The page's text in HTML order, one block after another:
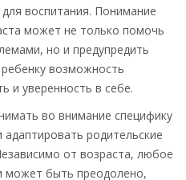
воспитания. Понимание
может не только помочь
но и предупредить
возможность
и уверенность в себе.
во внимание специфику
родительские
от возраста, любое
может быть преодолено,